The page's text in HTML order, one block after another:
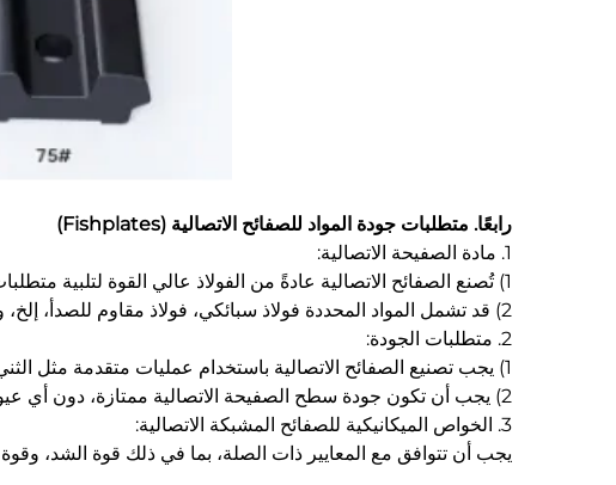
رابعًا. متطلبات جودة المواد للصفائح الاتصالية (Fishplates)
1. مادة الصفيحة الاتصالية:
1) تُصنع الصفائح الاتصالية عادةً من الفولاذ عالي القوة لتلبية متطلبات القوة والمتانة أثناء الاستخدام.
2) قد تشمل المواد المحددة فولاذ سبائكي، فولاذ مقاوم للصدأ، إلخ، ويتم تحديد اختيارها وفقًا للبيئة التطبيقية والمتطلبات.
2. متطلبات الجودة:
1) يجب تصنيع الصفائح الاتصالية باستخدام عمليات متقدمة مثل الثني البارد الدقيق، والقطع باستخدام الحاسب العددي (CNC)، واللحام الدقيق لضمان دقة الأبعاد والاستوائية.
2) يجب أن تكون جودة سطح الصفيحة الاتصالية ممتازة، دون أي عيوب مثل الشقوق أو الطيات أو الفقاعات أو الشوائب أو الطبقة السطحية الناتجة عن التسخين (scale).
3. الخواص الميكانيكية للصفائح المشبكة الاتصالية:
يجب أن تتوافق مع المعايير ذات الصلة، بما في ذلك قوة الشد،